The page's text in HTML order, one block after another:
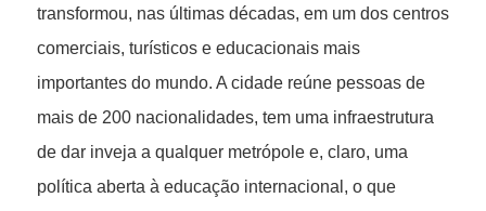
transformou, nas últimas décadas, em um dos centros
comerciais, turísticos e educacionais mais
importantes do mundo. A cidade reúne pessoas de
mais de 200 nacionalidades, tem uma infraestrutura
de dar inveja a qualquer metrópole e, claro, uma
política aberta à educação internacional, o que